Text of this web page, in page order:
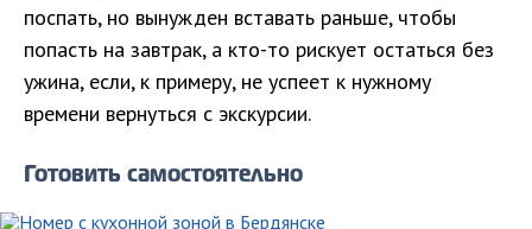
поспать, но вынужден вставать раньше, чтобы
попасть на завтрак, а кто-то рискует остаться без
ужина, если, к примеру, не успеет к нужному
времени вернуться с экскурсии.
Готовить самостоятельно